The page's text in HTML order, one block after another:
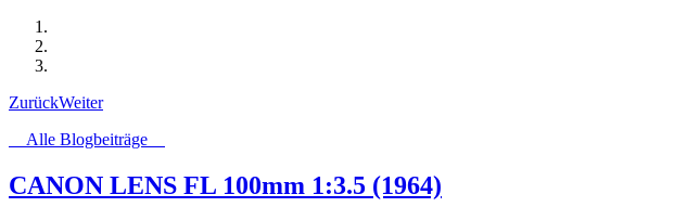
ZurückWeiter
Alle Blogbeiträge
CANON LENS FL 100mm 1:3.5 (1964)